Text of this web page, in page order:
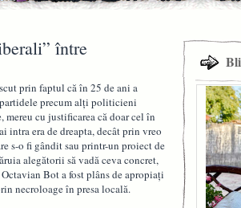
între
prin faptul că în 25 de ani a
precum alţi politicieni
mereu cu justificarea că doar cel în
intra era de dreapta, decât prin vreo
s-o fi gândit sau printr-un proiect de
alegătorii să vadă ceva concret,
Bot a fost plâns de apropiaţi
necroloage în presa locală.